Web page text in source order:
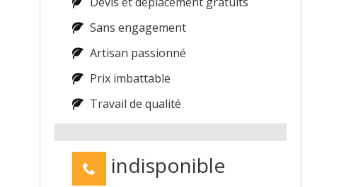
Sans engagement
Artisan passionné
Prix imbattable
Travail de qualité
indisponible